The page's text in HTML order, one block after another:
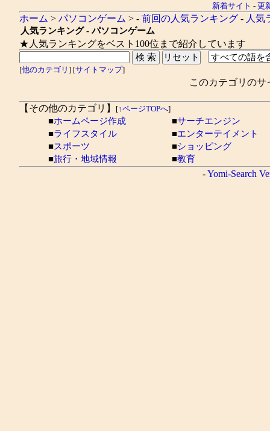
新着サイト - 更
ホーム > パソコンゲーム > - 前回の人気ランキング - 人気
人気ランキング - パソコンゲーム
★人気ランキングをベスト100位まで紹介しています
[他のカテゴリ ] [サイトマップ]
このカテゴリの
【その他のカテゴリ】 [↑ページTOPへ]
■ホームページ作成 ■サーチエンジン
■ライフスタイル ■エンターテイメント
■スポーツ ■ショッピング
■旅行・地域情報 ■教育
-Yomi-Search